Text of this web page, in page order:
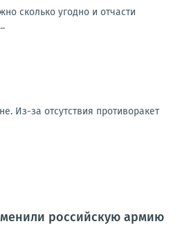
сколько угодно и отчасти
Из-за отсутствия противоракет
российскую армию